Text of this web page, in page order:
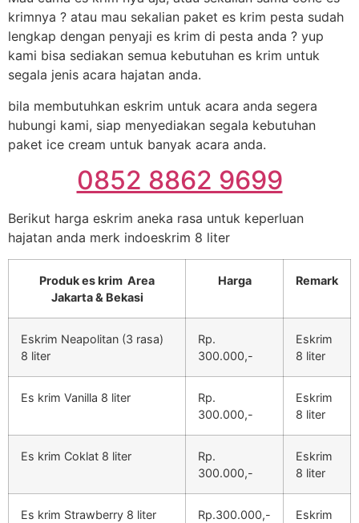
krimnya ? atau mau sekalian paket es krim pesta sudah
lengkap dengan penyaji es krim di pesta anda ? yup
kami bisa sediakan semua kebutuhan es krim untuk
segala jenis acara hajatan anda.
bila membutuhkan eskrim untuk acara anda segera
hubungi kami, siap menyediakan segala kebutuhan
paket ice cream untuk banyak acara anda.
0852 8862 9699
Berikut harga eskrim aneka rasa untuk keperluan
hajatan anda merk indoeskrim 8 liter
Produk es krim Area
Jakarta & Bekasi
Harga Remark
Eskrim Neapolitan (3 rasa)
8 liter
Rp.
300.000,-
Eskrim
8 liter
Es krim Vanilla 8 liter
Rp.
300.000,-
Eskrim
8 liter
Es krim Coklat 8 liter
Rp.
300.000,-
Eskrim
8 liter
Es krim Strawberry 8 liter Rp.300.000,-
Eskrim